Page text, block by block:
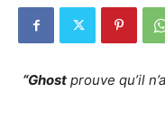
“Ghostprouve qu’il